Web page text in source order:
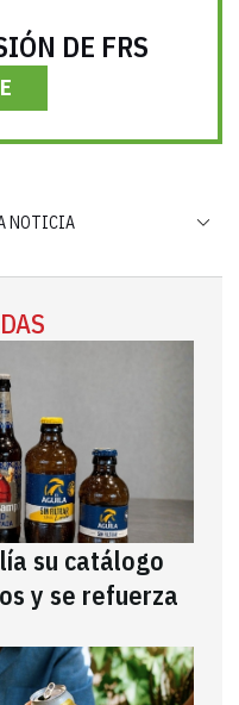
DE FRS
NOTICIA
su catálogo
y se refuerza